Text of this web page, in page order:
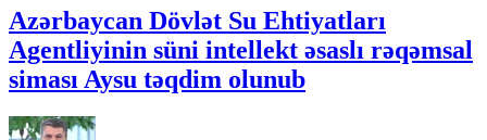
Azərbaycan Dövlət Su Ehtiyatları
Agentliyinin süni intellekt əsaslı rəqəmsal
siması Aysu təqdim olunub